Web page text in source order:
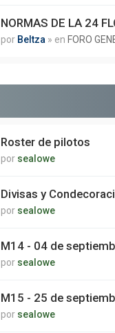
NORMAS DE LA 24
por Beltza » en FORO
Roster de pilotos
por sealowe
Divisas y
por sealowe
M14 - 04 de
por sealowe
M15 - 25 de
por sealowe